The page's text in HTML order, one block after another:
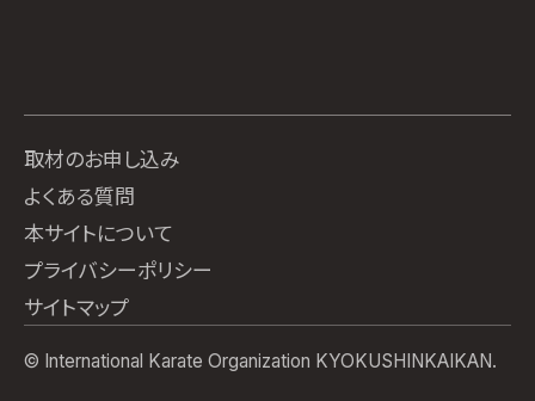
取材のお申し込み
よくある質問
本サイトについて
プライバシーポリシー
サイトマップ
© International Karate Organization KYOKUSHINKAIKAN.